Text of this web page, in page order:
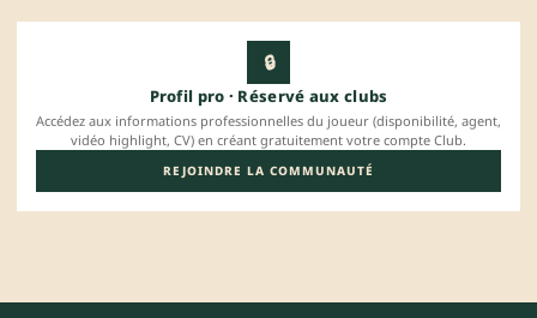
🔒
Profil pro · Réservé aux clubs
Accédez aux informations professionnelles du joueur (disponibilité, agent,
vidéo highlight, CV) en créant gratuitement votre compte Club.
REJOINDRE LA COMMUNAUTÉ